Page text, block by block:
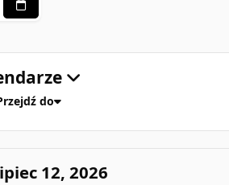
Codzienny
do
12, 2026